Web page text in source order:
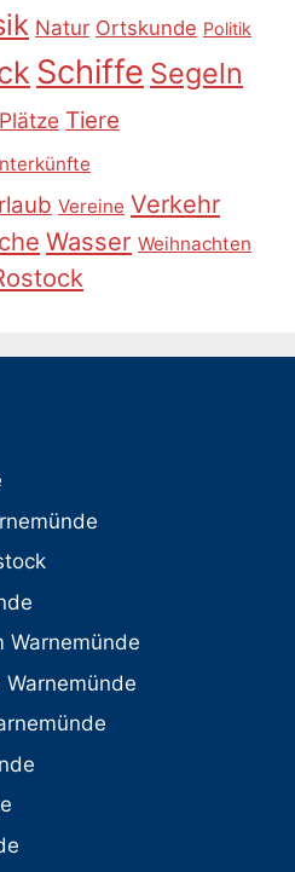
Natur Ortskunde Politik
Schiffe Segeln
Tiere
Vereine Verkehr
Wasser Weihnachten
Warnemünde